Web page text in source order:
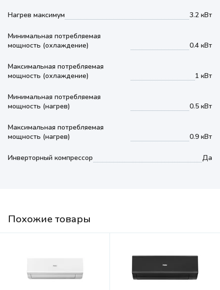
Нагрев максимум 3.2 кВт
Минимальная потребляемая
мощность (охлаждение)
0.4 кВт
Максимальная потребляемая
мощность (охлаждение)
1 кВт
Минимальная потребляемая
мощность (нагрев)
0.5 кВт
Максимальная потребляемая
мощность (нагрев)
0.9 кВт
Инверторный компрессор Да
Похожие товары